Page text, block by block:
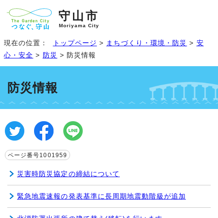
守山市
Moriyama City
現在の位置： トップページ > まちづくり・環境・防災 > 安
心・安全 > 防災 > 防災情報
防災情報
ページ番号1001959
災害時防災協定の締結について
緊急地震速報の発表基準に長周期地震動階級が追加